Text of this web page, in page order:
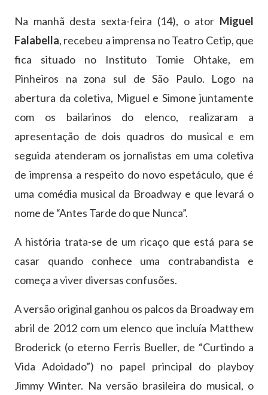
Na manhã desta sexta-feira (14), o ator Miguel
Falabella, recebeu a imprensa no Teatro Cetip, que
fica situado no Instituto Tomie Ohtake, em
Pinheiros na zona sul de São Paulo. Logo na
abertura da coletiva, Miguel e Simone juntamente
com os bailarinos do elenco, realizaram a
apresentação de dois quadros do musical e em
seguida atenderam os jornalistas em uma coletiva
de imprensa a respeito do novo espetáculo, que é
uma comédia musical da Broadway e que levará o
nome de “Antes Tarde do que Nunca”.
A história trata-se de um ricaço que está para se
casar quando conhece uma contrabandista e
começa a viver diversas confusões.
A versão original ganhou os palcos da Broadway em
abril de 2012 com um elenco que incluía Matthew
Broderick (o eterno Ferris Bueller, de “Curtindo a
Vida Adoidado”) no papel principal do playboy
Jimmy Winter. Na versão brasileira do musical, o